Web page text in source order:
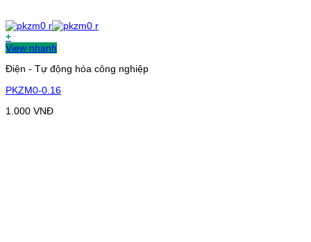
+
View nhanh
Điện - Tự động hóa công nghiệp
PKZM0-0.16
1.000 VNĐ